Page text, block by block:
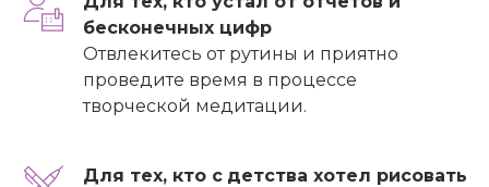
бесконечных цифр
Отвлекитесь от рутины и приятно
проведите время в процессе
творческой медитации.
Для тех, кто с детства хотел рисовать